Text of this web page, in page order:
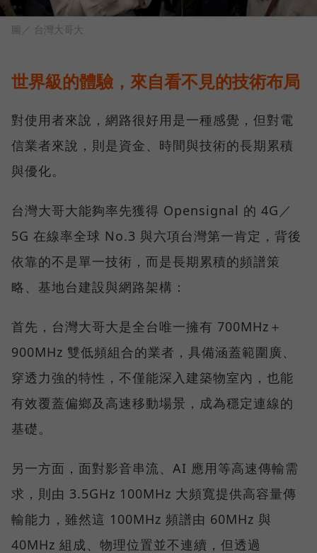
圖／ 台灣大哥大
世界級的體驗，來自看不見的技術布局
對使用者來說，網路很好用是一種感覺，但對電
信業者來說，則是資金、時間與技術的長期累積
與優化。
台灣大哥大能夠率先獲得 Opensignal 的 4G／
5G 在線率全球 No.3 與六項台灣第一肯定，背後
依靠的不是單一技術，而是長期累積的頻譜策
略、基地台建設與網路架構：
首先，台灣大哥大是全台唯一擁有 700MHz＋
900MHz 雙低頻組合的業者，具備涵蓋範圍廣、
穿透力強的特性，不僅能深入建築物室內，也能
有效覆蓋偏鄉及高速移動場景，成為穩定連線的
基礎。
另一方面，面對影音串流、AI 應用等高速傳輸需
求，則由 3.5GHz 100MHz 大頻寬提供高容量傳
輸能力，雖然這 100MHz 頻譜由 60MHz 與
40MHz 組成、物理位置並不連續，但透過